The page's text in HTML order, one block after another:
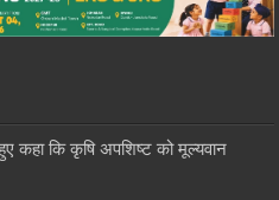
कहा कि कृषि अपशिष्ट को मूल्यवान